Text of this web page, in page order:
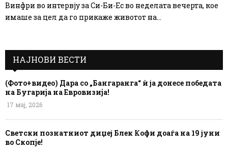
Винфри во интервју за Си-Би-Ес во неделата вечерта, кое
имаше за цел да го прикаже животот на...
НАЈНОВИ ВЕСТИ
(Фото+видео) Дара со „Бангаранга“ ѝ ја донесе победата
на Бугарија на Евровизија!
17 мај, 2026
Светски познатниот диџеј Блек Кофи доаѓа на 19 јуни
во Скопје!